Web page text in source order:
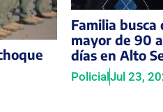
Familia
mayor de 90
días en Alto
PolicialJul 23,